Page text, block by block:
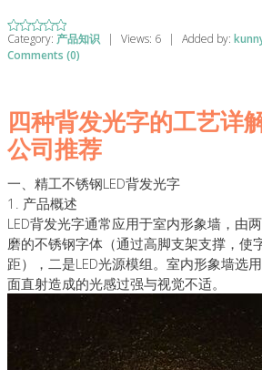
Category: 产品知识 | Views: 6 | Added by:
Comments (0)
四种背发光字的工艺详
公司推荐
一、精工不锈钢LED背发光字
1. 产品概述
LED背发光字通常应用于室内形象墙，由
磨的不锈钢字体（通过高脚支架支撑，使
距），二是LED光源模组。室内形象墙选
面直射造成的光感过强与视觉不适。